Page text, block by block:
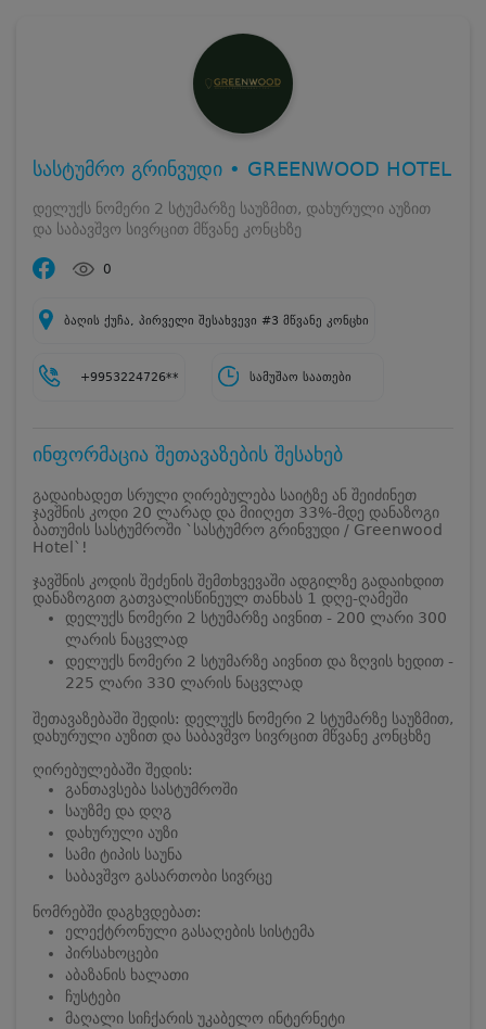
სასტუმრო გრინვუდი • GREENWOOD HOTEL
დელუქს ნომერი 2 სტუმარზე საუზმით, დახურული აუზით
და საბავშვო სივრცით მწვანე კონცხზე
0
ბაღის ქუჩა, პირველი შესახვევი #3 მწვანე კონცხი
+9953224726** სამუშაო საათები
ინფორმაცია შეთავაზების შესახებ
გადაიხადეთ სრული ღირებულება საიტზე ან შეიძინეთ
ჯავშნის კოდი 20 ლარად და მიიღეთ 33%-მდე დანაზოგი
ბათუმის სასტუმროში `სასტუმრო გრინვუდი / Greenwood
Hotel`!
ჯავშნის კოდის შეძენის შემთხვევაში ადგილზე გადაიხდით
დანაზოგით გათვალისწინეულ თანხას 1 დღე-ღამეში
დელუქს ნომერი 2 სტუმარზე აივნით - 200 ლარი 300
ლარის ნაცვლად
დელუქს ნომერი 2 სტუმარზე აივნით და ზღვის ხედით -
225 ლარი 330 ლარის ნაცვლად
შეთავაზებაში შედის: დელუქს ნომერი 2 სტუმარზე საუზმით,
დახურული აუზით და საბავშვო სივრცით მწვანე კონცხზე
ღირებულებაში შედის:
განთავსება სასტუმროში
საუზმე და დღგ
დახურული აუზი
სამი ტიპის საუნა
საბავშვო გასართობი სივრცე
ნომრებში დაგხვდებათ:
ელექტრონული გასაღების სისტემა
პირსახოცები
აბაზანის ხალათი
ჩუსტები
მაღალი სიჩქარის უკაბელო ინტერნეტი